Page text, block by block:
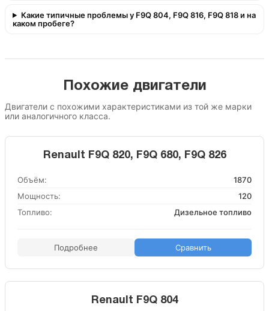
Какие типичные проблемы у F9Q 804, F9Q 816, F9Q 818 и на
каком пробеге?
Похожие двигатели
Двигатели с похожими характеристиками из той же марки
или аналогичного класса.
Renault F9Q 820, F9Q 680, F9Q 826
Объём:
1870
Мощность:
120
Топливо:
Дизельное топливо
Подробнее Сравнить
Renault F9Q 804